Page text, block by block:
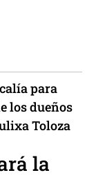
para
los dueños
Toloza
la